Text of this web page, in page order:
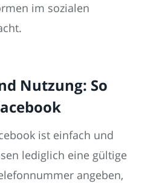
im sozialen
Nutzung: So
ist einfach und
lediglich eine gültige
angeben,